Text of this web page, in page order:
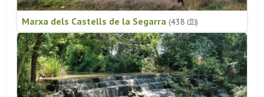
Marxa dels Castells de la Segarra (438 )